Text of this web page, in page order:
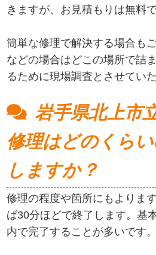
きますが、お見積もりは無料で
簡単な修理で解決する場合も
などの場合はどこの場所で詰
るために現場調査とさせてい
岩手県北上市
修理はどのくら
しますか？
修理の程度や箇所にもよりま
ば30分ほどで終了します。基
内で完了することが多いです。